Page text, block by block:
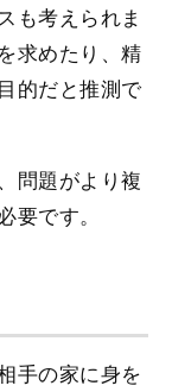
も考えられま
求めたり、精
的だと推測で
問題がより複
です。
手の家に身を